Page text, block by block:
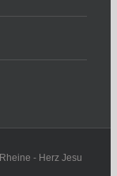
- Herz Jesu